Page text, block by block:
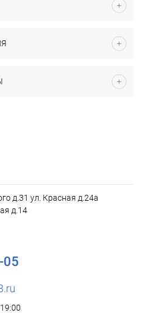
д.31 ул. Красная д.24а
д.14
05